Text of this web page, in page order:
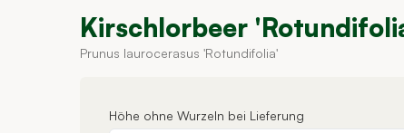
Kirschlorbeer
Prunus laurocerasus 'Rotundifolia'
Höhe ohne Wurzeln bei Lieferung